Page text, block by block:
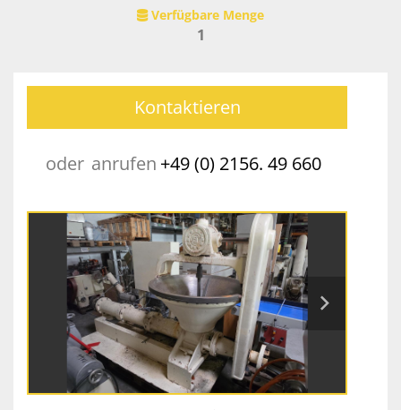
Verfügbare Menge
1
Kontaktieren
oder anrufen +49 (0) 2156. 49 660